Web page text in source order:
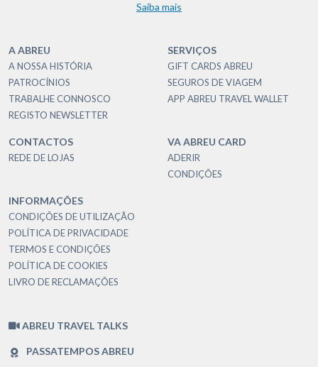
Saiba mais
A ABREU
A NOSSA HISTÓRIA
PATROCÍNIOS
TRABALHE CONNOSCO
REGISTO NEWSLETTER
SERVIÇOS
GIFT CARDS ABREU
SEGUROS DE VIAGEM
APP ABREU TRAVEL WALLET
CONTACTOS
REDE DE LOJAS
VA ABREU CARD
ADERIR
CONDIÇÕES
INFORMAÇÕES
CONDIÇÕES DE UTILIZAÇÃO
POLÍTICA DE PRIVACIDADE
TERMOS E CONDIÇÕES
POLÍTICA DE COOKIES
LIVRO DE RECLAMAÇÕES
ABREU TRAVEL TALKS
PASSATEMPOS ABREU